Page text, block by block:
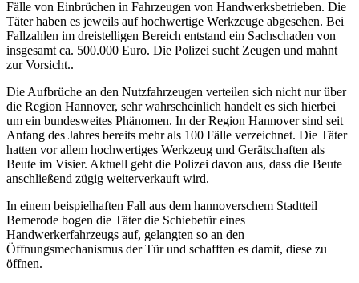
Fälle von Einbrüchen in Fahrzeugen von Handwerksbetrieben. Die
Täter haben es jeweils auf hochwertige Werkzeuge abgesehen. Bei
Fallzahlen im dreistelligen Bereich entstand ein Sachschaden von
insgesamt ca. 500.000 Euro. Die Polizei sucht Zeugen und mahnt
zur Vorsicht..
Die Aufbrüche an den Nutzfahrzeugen verteilen sich nicht nur über
die Region Hannover, sehr wahrscheinlich handelt es sich hierbei
um ein bundesweites Phänomen. In der Region Hannover sind seit
Anfang des Jahres bereits mehr als 100 Fälle verzeichnet. Die Täter
hatten vor allem hochwertiges Werkzeug und Gerätschaften als
Beute im Visier. Aktuell geht die Polizei davon aus, dass die Beute
anschließend zügig weiterverkauft wird.
In einem beispielhaften Fall aus dem hannoverschem Stadtteil
Bemerode bogen die Täter die Schiebetür eines
Handwerkerfahrzeugs auf, gelangten so an den
Öffnungsmechanismus der Tür und schafften es damit, diese zu
öffnen.